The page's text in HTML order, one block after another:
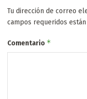
Tu dirección de correo
campos requeridos
Comentario *